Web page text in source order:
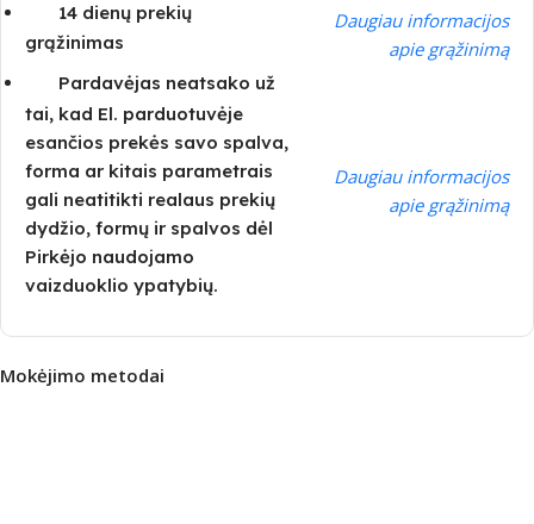
14 dienų prekių
grąžinimas
Daugiau informacijos
apie grąžinimą
Pardavėjas neatsako už
tai, kad El. parduotuvėje
esančios prekės savo spalva,
forma ar kitais parametrais
gali neatitikti realaus prekių
dydžio, formų ir spalvos dėl
Pirkėjo naudojamo
vaizduoklio ypatybių.
Daugiau informacijos
apie grąžinimą
Mokėjimo metodai